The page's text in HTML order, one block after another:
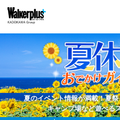
夏のイベント情報が満載！夏
キャンプ場など遊べる